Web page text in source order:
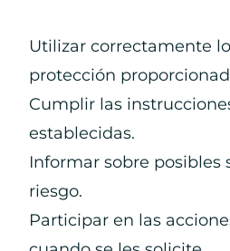
Utilizar correctamente
protección
Cumplir las
establecidas.
Informar sobre posibles
riesgo.
Participar en las